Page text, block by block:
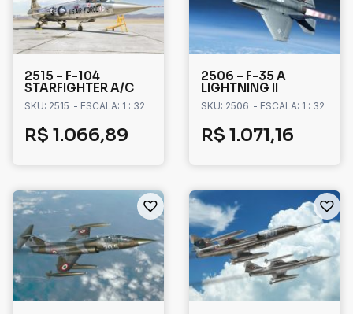
2515 – F-104
STARFIGHTER A/C
SKU: 2515 - ESCALA: 1 : 32
R$ 1.066,89
2506 – F-35 A
LIGHTNING II
SKU: 2506 - ESCALA: 1 : 32
R$ 1.071,16